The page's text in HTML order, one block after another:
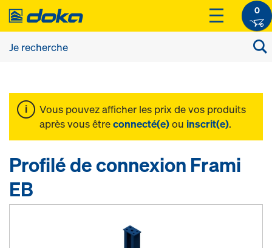
0
Vous pouvez afficher les prix de vos produits
après vous êtreconnecté(e)ou inscrit(e).
Profilé de connexion Frami
EB